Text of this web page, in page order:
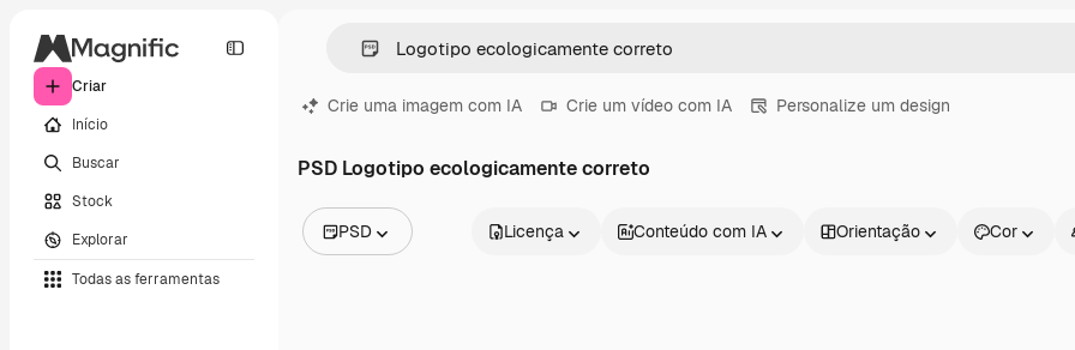
Criar
Início
Buscar
Stock
Explorar
Todas as ferramentas
Crie uma imagem com IA Crie um vídeo com IA Personalize um design
PSD Logotipo ecologicamente correto
PSD Licença Conteúdo com IA Orientação Cor